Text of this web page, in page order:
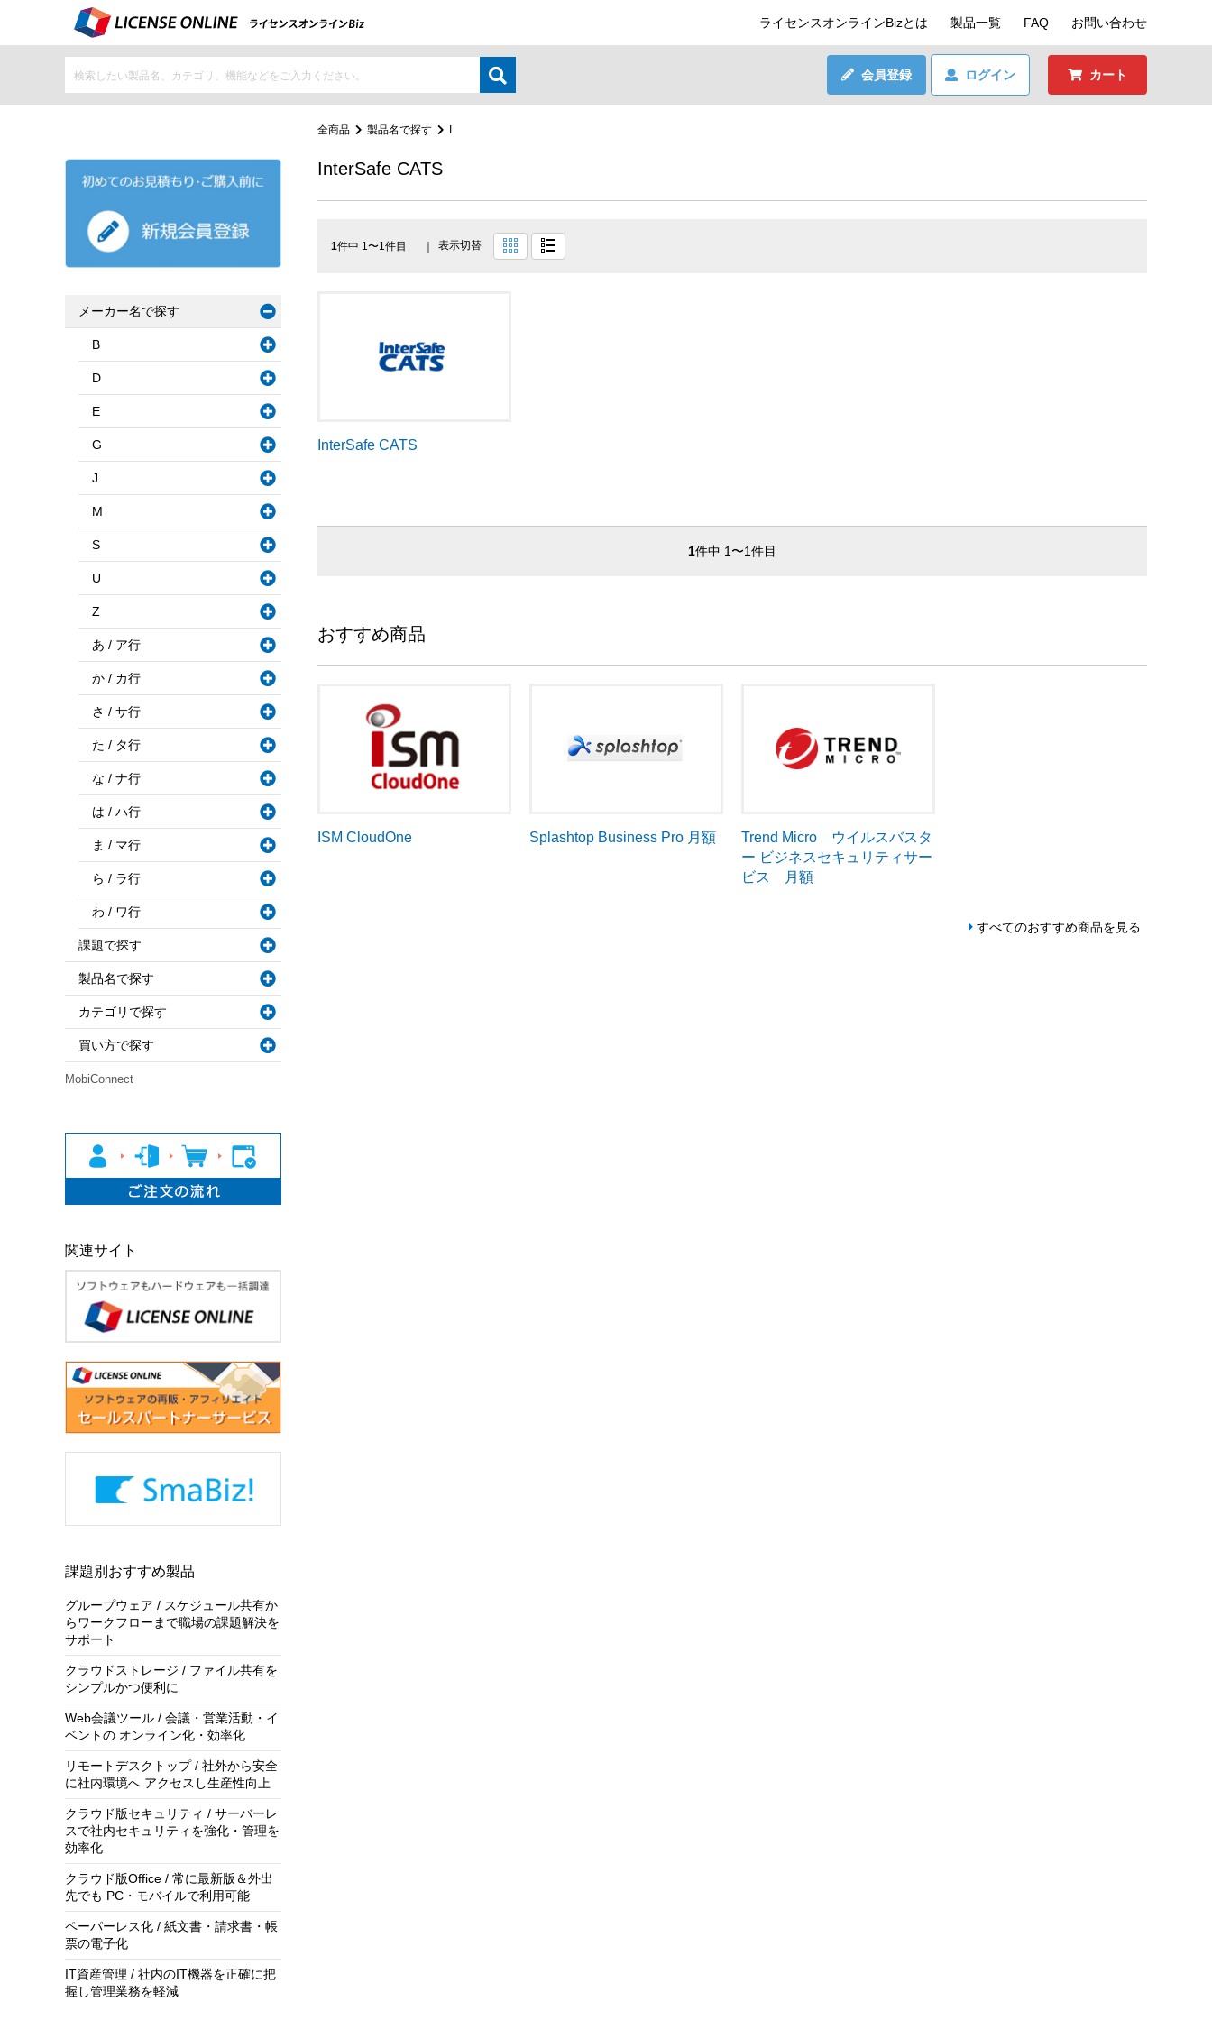
ライセンスオンラインBizとは 製品一覧 FAQ お問い合わせ
会員登録 ログイン カート
全商品 製品名で探す
InterSafe CATS
1件中 1〜1件目 表示切替
InterSafe CATS
1件中 1〜1件目
おすすめ商品
ISM CloudOne Splashtop Business Pro 月額
Trend Micro ウイルスバスタ
ー ビジネスセキュリティサー
ビス 月額
すべてのおすすめ商品を見る
メーカー名で探す
B
D
E
G
J
M
S
U
Z
あ / ア行
か / カ行
さ / サ行
た / タ行
な / ナ行
は / ハ行
ま / マ行
ら / ラ行
わ / ワ行
課題で探す
製品名で探す
カテゴリで探す
買い方で探す
MobiConnect
関連サイト
課題別おすすめ製品
グループウェア / スケジュール共有か
らワークフローまで職場の課題解決を
サポート
クラウドストレージ / ファイル共有を
シンプルかつ便利に
Web会議ツール / 会議・営業活動・イ
ベントの オンライン化・効率化
リモートデスクトップ / 社外から安全
に社内環境へ アクセスし生産性向上
クラウド版セキュリティ / サーバーレ
スで社内セキュリティを強化・管理を
効率化
クラウド版Office / 常に最新版＆外出
先でも PC・モバイルで利用可能
ペーパーレス化 / 紙文書・請求書・帳
票の電子化
IT資産管理 / 社内のIT機器を正確に把
握し管理業務を軽減